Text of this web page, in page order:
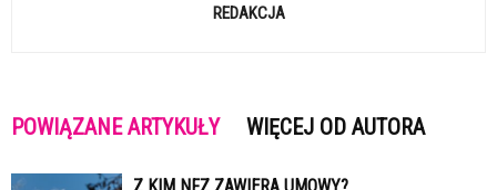
REDAKCJA
POWIĄZANE ARTYKUŁY WIĘCEJ OD AUTORA